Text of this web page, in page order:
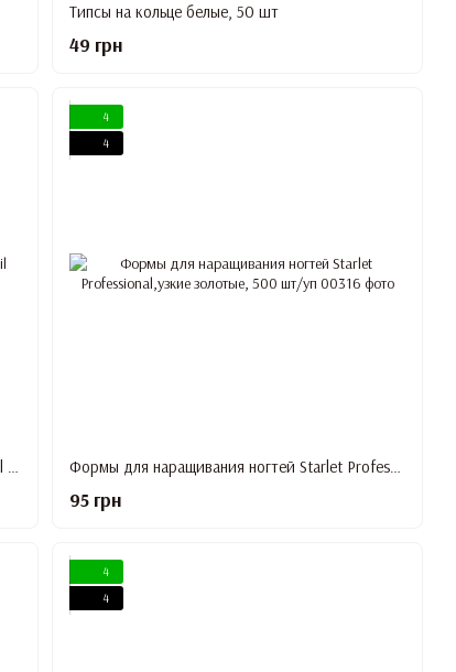
Типсы на кольце белые, 50 шт
49 грн
Набор силиконовых защитных накладок "Nail Protector"
4
4
Формы для наращивания ногтей Starlet Professional,узкие золотые, 500 шт/уп
95 грн
4
4